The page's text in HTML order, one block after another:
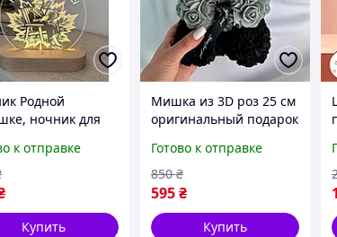
Родной
ночник для
ночник
к отправке
Купить
Мишка из 3D роз 25 см
оригинальный подарок
сестре
Готово к отправке
595 ₴
850 ₴
Купить